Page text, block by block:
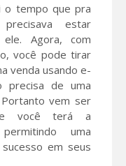
o tempo que pra
estar
Agora, com
você pode tirar
venda usando e-
precisa de uma
Portanto vem ser
você terá a
uma
em seus